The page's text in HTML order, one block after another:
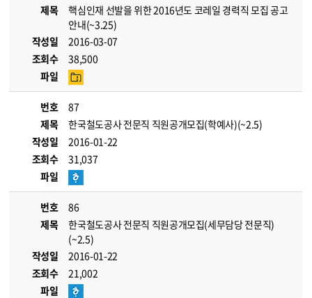
제목
핵심인재 선발을 위한 2016년도 코레일 경력직 모집 공고
안내(~3.25)
작성일
2016-03-07
조회수
38,500
파일
번호
87
제목
한국철도공사 전문직 직원공개모집(학예사)(~2.5)
작성일
2016-01-22
조회수
31,037
파일
번호
86
제목
한국철도공사 전문직 직원공개모집(세무담당 전문직)
(~2.5)
작성일
2016-01-22
조회수
21,002
파일